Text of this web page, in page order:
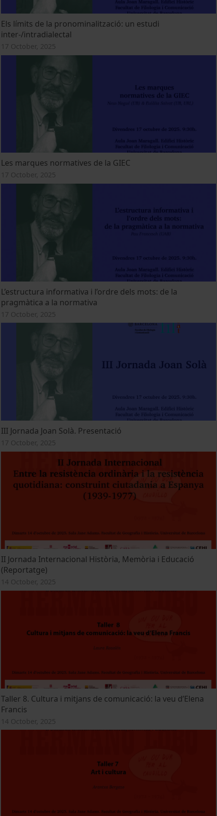
Els límits de la pronominalització: un estudi
inter-/intradialectal
17 October, 2025
Les marques normatives de la GIEC
17 October, 2025
L’estructura informativa i l’ordre dels mots: de la
pragmàtica a la normativa
17 October, 2025
III Jornada Joan Solà. Presentació
17 October, 2025
II Jornada Internacional Història, Memòria i Educació
(Reportatge)
14 October, 2025
Taller 8. Cultura i mitjans de comunicació: la veu d’Elena
Francis
14 October, 2025